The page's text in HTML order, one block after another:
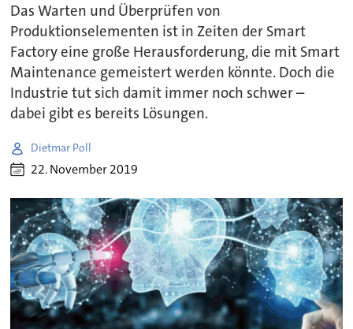
Das Warten und Überprüfen von
Produktionselementen ist in Zeiten der Smart
Factory eine große Herausforderung, die mit Smart
Maintenance gemeistert werden könnte. Doch die
Industrie tut sich damit immer noch schwer –
dabei gibt es bereits Lösungen.
Dietmar Poll
22. November 2019